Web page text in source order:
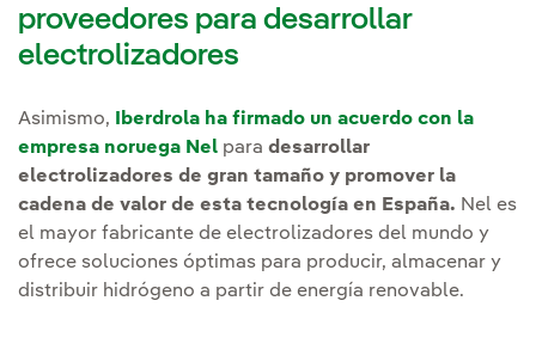
proveedores para desarrollar
electrolizadores
Asimismo,
Iberdrola ha firmado un acuerdo con la
empresa noruega Nel para desarrollar
electrolizadores de gran tamaño y promover la
cadena de valor de esta tecnología en España. Nel es
el mayor fabricante de electrolizadores del mundo y
ofrece soluciones óptimas para producir, almacenar y
distribuir hidrógeno a partir de energía renovable.